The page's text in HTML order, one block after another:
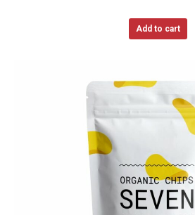
Add to cart